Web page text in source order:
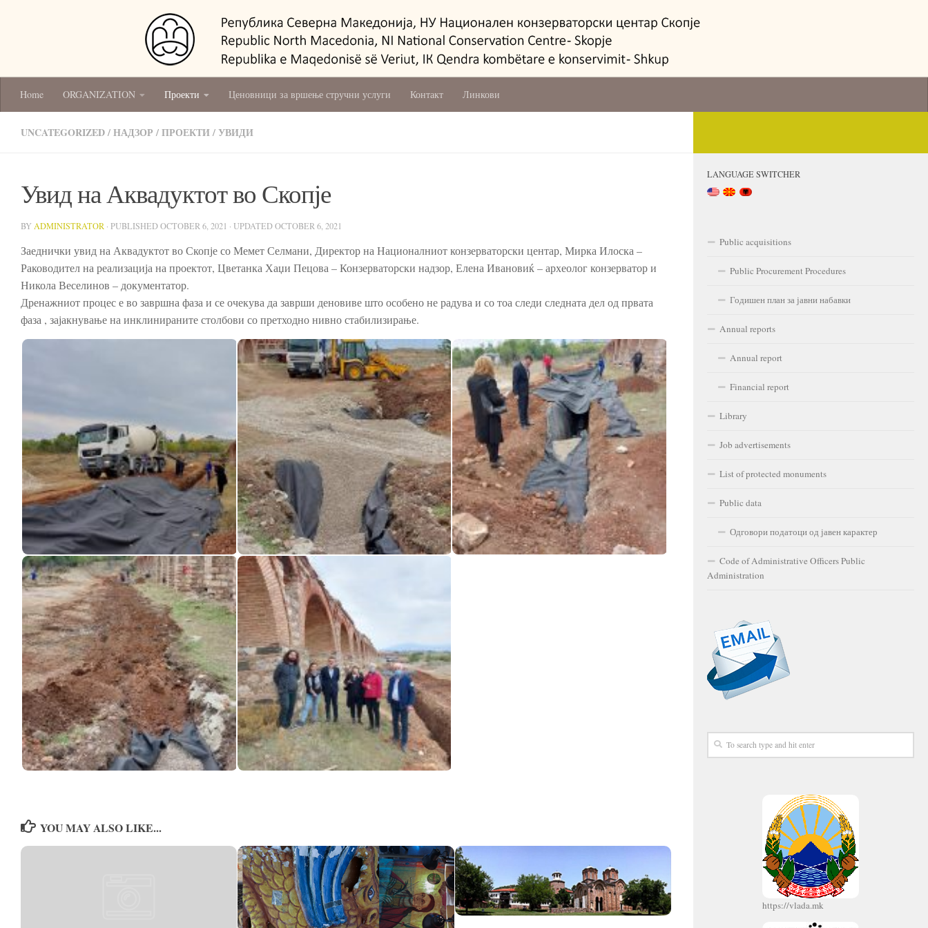
Home ORGANIZATION Проекти Ценовници за вршење стручни услуги Контакт Линкови
UNCATEGORIZED/НАДЗОР /ПРОЕКТИ/УВИДИ
Увид на Аквадуктот во Скопје
BY ADMINISTRATOR · PUBLISHEDOCTOBER 6, 2021 · UPDATEDOCTOBER 6, 2021
Заеднички увид на Аквадуктот во Скопје со Мемет Селмани, Директор на Националниот конзерваторски центар, Мирка Илоска –
Раководител на реализација на проектот, Цветанка Хаџи Пецова – Конзерваторски надзор, Елена Ивановиќ – археолог конзерватор и
Никола Веселинов – документатор.
Дренажниот процес е во завршна фаза и се очекува да заврши деновиве што особено не радува и со тоа следи следната дел од првата
фаза , зајакнување на инклинираните столбови со претходно нивно стабилизирање.
YOU MAY ALSO LIKE...
LANGUAGE SWITCHER
Public acquisitions
Public Procurement Procedures
Годишен план за јавни набавки
Annual reports
Annual report
Financial report
Library
Job advertisements
List of protected monuments
Public data
Одговори податоци од јавен карактер
Code of Administrative Officers Public
Administration
https://vlada.mk